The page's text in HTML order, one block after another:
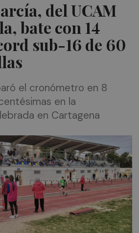
del UCAM
bate con 14
sub-16 de 60
el cronómetro en 8
en la
en Cartagena